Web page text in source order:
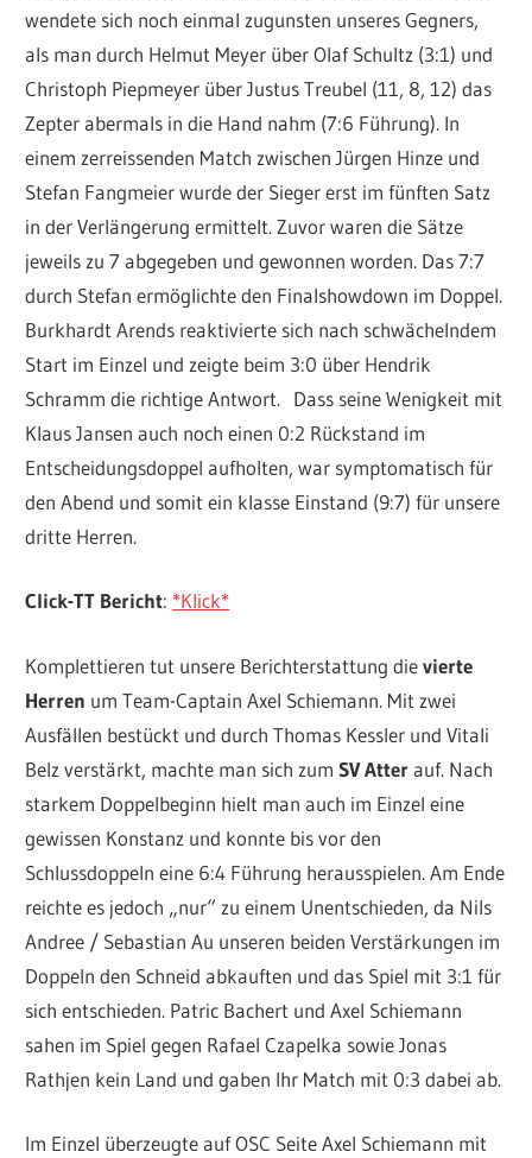
wendete sich noch einmal zugunsten unseres Gegners,
als man durch Helmut Meyer über Olaf Schultz (3:1) und
Christoph Piepmeyer über Justus Treubel (11, 8, 12) das
Zepter abermals in die Hand nahm (7:6 Führung). In
einem zerreissenden Match zwischen Jürgen Hinze und
Stefan Fangmeier wurde der Sieger erst im fünften Satz
in der Verlängerung ermittelt. Zuvor waren die Sätze
jeweils zu 7 abgegeben und gewonnen worden. Das 7:7
durch Stefan ermöglichte den Finalshowdown im Doppel.
Burkhardt Arends reaktivierte sich nach schwächelndem
Start im Einzel und zeigte beim 3:0 über Hendrik
Schramm die richtige Antwort. Dass seine Wenigkeit mit
Klaus Jansen auch noch einen 0:2 Rückstand im
Entscheidungsdoppel aufholten, war symptomatisch für
den Abend und somit ein klasse Einstand (9:7) für unsere
dritte Herren.
Click-TT Bericht: *Klick*
Komplettieren tut unsere Berichterstattung dievierte
Herren um Team-Captain Axel Schiemann. Mit zwei
Ausfällen bestückt und durch Thomas Kessler und Vitali
Belz verstärkt, machte man sich zumSV Atterauf. Nach
starkem Doppelbeginn hielt man auch im Einzel eine
gewissen Konstanz und konnte bis vor den
Schlussdoppeln eine 6:4 Führung herausspielen. Am Ende
reichte es jedoch „nur“ zu einem Unentschieden, da Nils
Andree / Sebastian Au unseren beiden Verstärkungen im
Doppeln den Schneid abkauften und das Spiel mit 3:1 für
sich entschieden. Patric Bachert und Axel Schiemann
sahen im Spiel gegen Rafael Czapelka sowie Jonas
Rathjen kein Land und gaben Ihr Match mit 0:3 dabei ab.
Im Einzel überzeugte auf OSC Seite Axel Schiemann mit